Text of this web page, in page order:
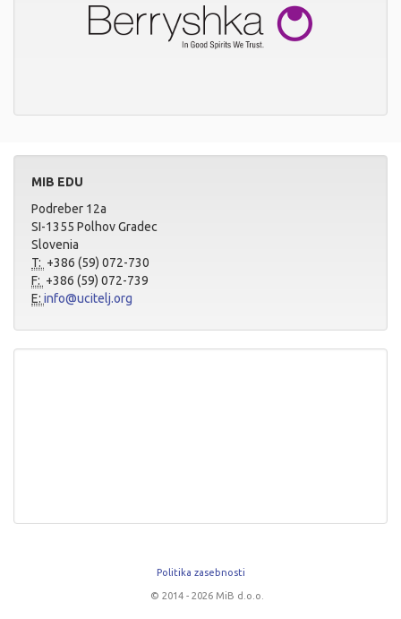
MIB EDU
Podreber 12a
SI-1355 Polhov Gradec
Slovenia
T: +386 (59) 072-730
F: +386 (59) 072-739
E: info@ucitelj.org
Politika zasebnosti
© 2014 - 2026 MiB d.o.o.